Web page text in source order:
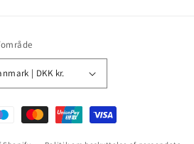
Danmark | DKK kr.